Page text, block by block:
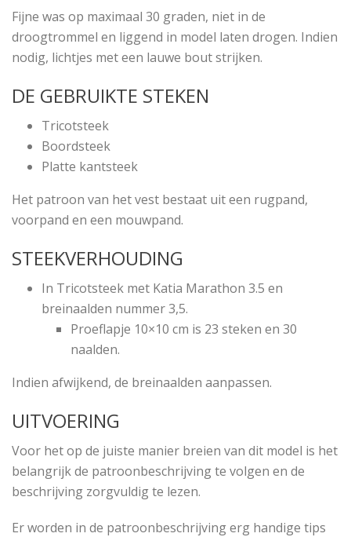
Fijne was op maximaal 30 graden, niet in de
droogtrommel en liggend in model laten drogen. Indien
nodig, lichtjes met een lauwe bout strijken.
DE GEBRUIKTE STEKEN
Tricotsteek
Boordsteek
Platte kantsteek
Het patroon van het vest bestaat uit een rugpand,
voorpand en een mouwpand.
STEEKVERHOUDING
In Tricotsteek met Katia Marathon 3.5 en
breinaalden nummer 3,5.
Proeflapje 10×10 cm is 23 steken en 30
naalden.
Indien afwijkend, de breinaalden aanpassen.
UITVOERING
Voor het op de juiste manier breien van dit model is het
belangrijk de patroonbeschrijving te volgen en de
beschrijving zorgvuldig te lezen.
Er worden in de patroonbeschrijving erg handige tips